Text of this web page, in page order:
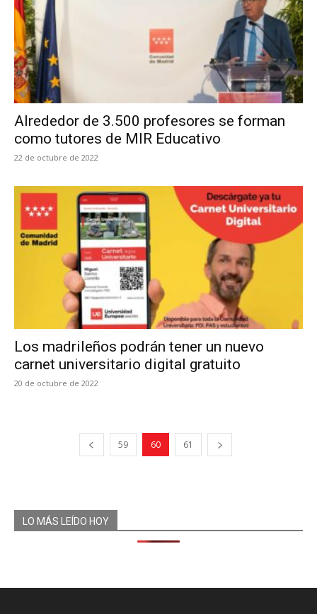
Alrededor de 3.500 profesores se forman
como tutores de MIR Educativo
22 de octubre de 2022
Los madrileños podrán tener un nuevo
carnet universitario digital gratuito
20 de octubre de 2022
59 60 61
LO MÁS LEÍDO HOY